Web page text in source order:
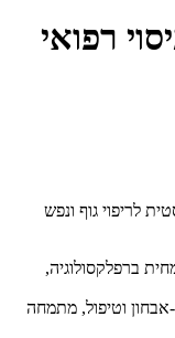
רפואי
לריפוי גוף ונפש
ברפלקסולוגיה,
בכירה-אבחון וטיפול, מתמחה